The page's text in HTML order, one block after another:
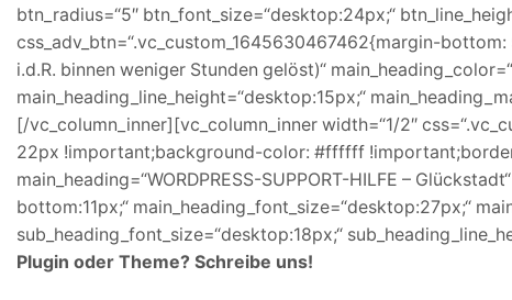
btn_radius=“5″ btn_font_size=“desktop:24px;“
css_adv_btn=“.vc_custom_1645630467462{margin-
i.d.R. binnen weniger Stunden gelöst)“
main_heading_line_height=“desktop:15px;“
[/vc_column_inner][vc_column_inner width=“1/2″
22px !important;background-color: #ffffff
main_heading=“WORDPRESS-SUPPORT-HILFE –
bottom:11px;“ main_heading_font_size=“desktop:27px;“
sub_heading_font_size=“desktop:18px;“
Plugin oder Theme? Schreibe uns!